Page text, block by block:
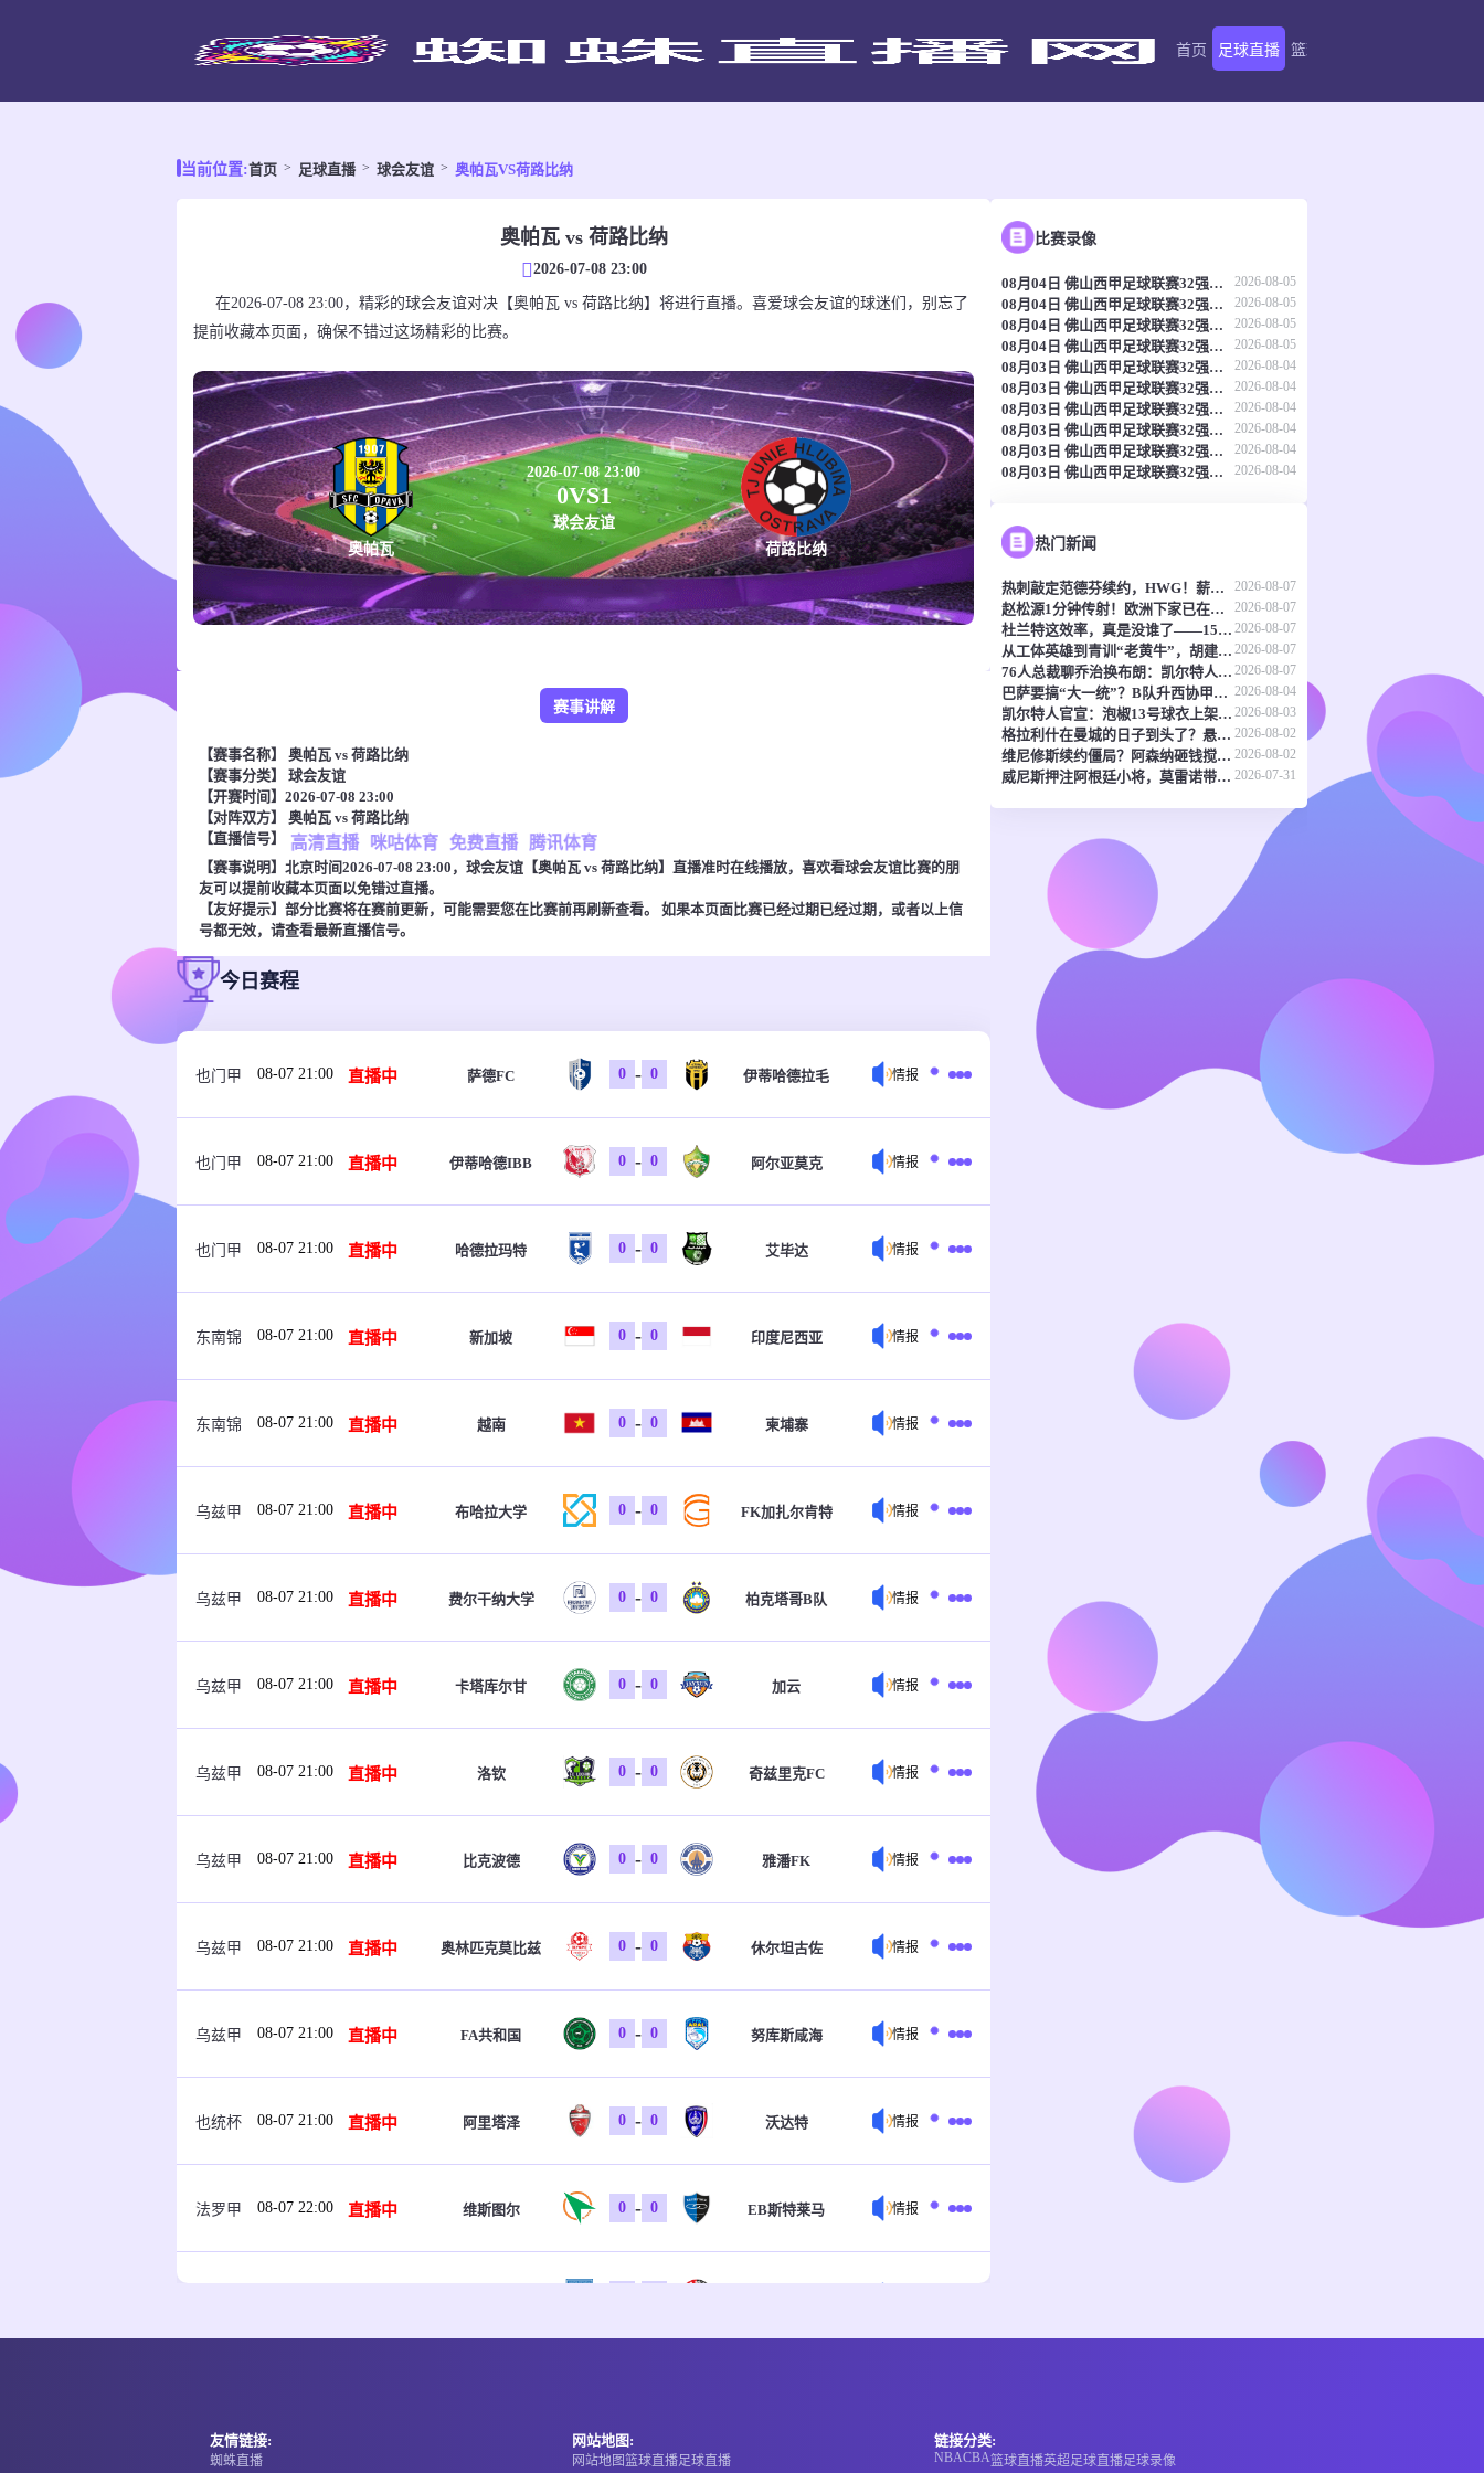
首页 足球直播 篮球直播
当前位置:首页 足球直播 球会友谊 奥帕瓦VS荷路比纳
奥帕瓦 vs 荷路比纳
2026-07-08 23:00
在2026-07-08 23:00，精彩的球会友谊对决【奥帕瓦 vs 荷路比纳】将进行直播。喜爱球会友谊的球迷们，别忘了
提前收藏本页面，确保不错过这场精彩的比赛。
奥帕瓦
2026-07-08 23:00
0VS1
球会友谊
荷路比纳
赛事讲解
【赛事名称】 奥帕瓦 vs 荷路比纳
【赛事分类】 球会友谊
【开赛时间】2026-07-08 23:00
【对阵双方】 奥帕瓦 vs 荷路比纳
【直播信号】
高清直播 咪咕体育 免费直播 腾讯体育
【赛事说明】北京时间2026-07-08 23:00，球会友谊【奥帕瓦 vs 荷路比纳】直播准时在线播放，喜欢看球会友谊比赛的朋
友可以提前收藏本页面以免错过直播。
【友好提示】部分比赛将在赛前更新，可能需要您在比赛前再刷新查看。 如果本页面比赛已经过期已经过期，或者以上信
号都无效，请查看最新直播信号。
今日赛程
也门甲 08-07 21:00 直播中 萨德FC 0 - 0 伊蒂哈德拉毛 情报
也门甲 08-07 21:00 直播中 伊蒂哈德IBB 0 - 0 阿尔亚莫克 情报
也门甲 08-07 21:00 直播中 哈德拉玛特 0 - 0 艾毕达 情报
东南锦 08-07 21:00 直播中 新加坡 0 - 0 印度尼西亚 情报
东南锦 08-07 21:00 直播中 越南 0 - 0 柬埔寨 情报
乌兹甲 08-07 21:00 直播中 布哈拉大学 0 - 0 FK加扎尔肯特 情报
乌兹甲 08-07 21:00 直播中 费尔干纳大学 0 - 0 柏克塔哥B队 情报
乌兹甲 08-07 21:00 直播中 卡塔库尔甘 0 - 0 加云 情报
乌兹甲 08-07 21:00 直播中 洛钦 0 - 0 奇兹里克FC 情报
乌兹甲 08-07 21:00 直播中 比克波德 0 - 0 雅潘FK 情报
乌兹甲 08-07 21:00 直播中 奥林匹克莫比兹 0 - 0 休尔坦古佐 情报
乌兹甲 08-07 21:00 直播中 FA共和国 0 - 0 努库斯咸海 情报
也统杯 08-07 21:00 直播中 阿里塔泽 0 - 0 沃达特 情报
法罗甲 08-07 22:00 直播中 维斯图尔 0 - 0 EB斯特莱马 情报
08-07 22:00 0 0
比赛录像
08月04日 佛山西甲足球联赛32强淘汰赛 肇庆恒骏成 VS 三七互娱 全场录像 2026-08-05
08月04日 佛山西甲足球联赛32强淘汰赛 贪玩游戏 VS 美的薪火 全场录像 2026-08-05
08月04日 佛山西甲足球联赛32强淘汰赛 广东西南建设 VS 香港圣徒 全场录像 2026-08-05
08月04日 佛山西甲足球联赛32强淘汰赛 藝品高國際 VS 湛江狂狼·粵辉能源 全场录像 2026-08-05
08月03日 佛山西甲足球联赛32强淘汰赛 广东凤铝 VS 湛江八部科技 全场录像 2026-08-04
08月03日 佛山西甲足球联赛32强淘汰赛 大塘控股 VS 茂名市点都得 全场录像 2026-08-04
08月03日 佛山西甲足球联赛32强淘汰赛 广州蜀地红 VS 广州戴拿模 全场录像 2026-08-04
08月03日 佛山西甲足球联赛32强淘汰赛 三水乐民兴健力宝 VS 中国澳门澳科精英 全场录像 2026-08-04
08月03日 佛山西甲足球联赛32强淘汰赛 广州求信 VS 顺德新青年 全场录像 2026-08-04
08月03日 佛山西甲足球联赛32强淘汰赛 广东客家青年 VS 广州英华思力U17 全场录像 2026-08-04
热门新闻
热刺敲定范德芬续约，HWG！薪资涨了 2026-08-07
赵松源1分钟传射！欧洲下家已在路上，两位豪门主帅抢着夸 2026-08-07
杜兰特这效率，真是没谁了——15个赛季场均25+，真实命中率还飙到60% 2026-08-07
从工体英雄到青训“老黄牛”，胡建平这次扛起北京足球的旗 2026-08-07
76人总裁聊乔治换布朗：凯尔特人真没亏，我还得谢谢他们 2026-08-07
巴萨要搞“大一统”？B队升西协甲成了头等大事 2026-08-04
凯尔特人官宣：泡椒13号球衣上架，球迷们准备好了吗？ 2026-08-03
格拉利什在曼城的日子到头了？悬念只剩去哪和多少钱 2026-08-02
维尼修斯续约僵局？阿森纳砸钱搅局，皇马下最后通牒 2026-08-02
威尼斯押注阿根廷小将，莫雷诺带着买断条款来了 2026-07-31
友情链接:
蜘蛛直播
网站地图:
网站地图篮球直播足球直播
链接分类:
NBACBA篮球直播英超足球直播足球录像